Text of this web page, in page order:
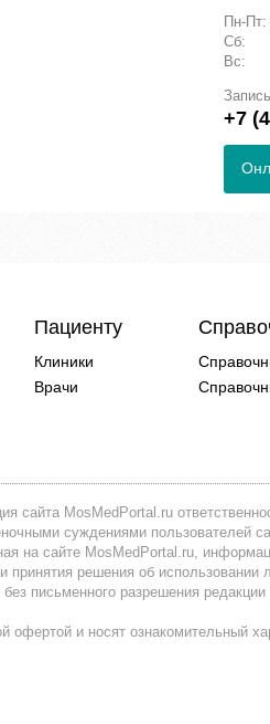
Пн-Пт:
Сб:
Вс:
+7
Пациенту
Клиники
Врачи
сайта MosMedPortal.ru
суждениями пользователей
на сайте MosMedPortal.ru,
решения об использовании
письменного разрешения редакции
офертой и носят ознакомительный